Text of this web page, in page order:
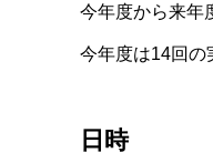
今年度から来年
今年度は14回の
日時